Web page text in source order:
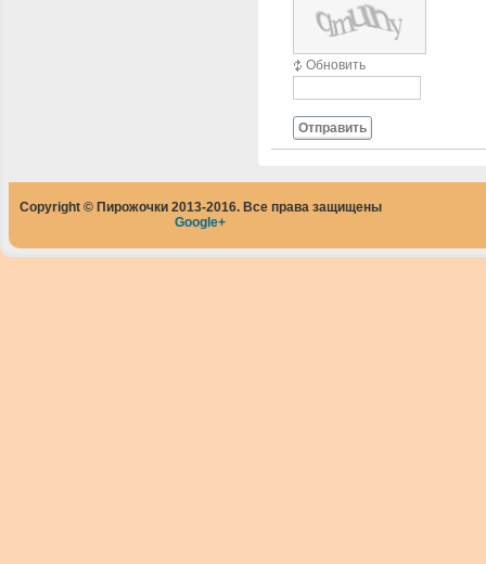
Обновить
Отправить
Copyright © Пирожочки 2013-2016. Все права защищены
Google+